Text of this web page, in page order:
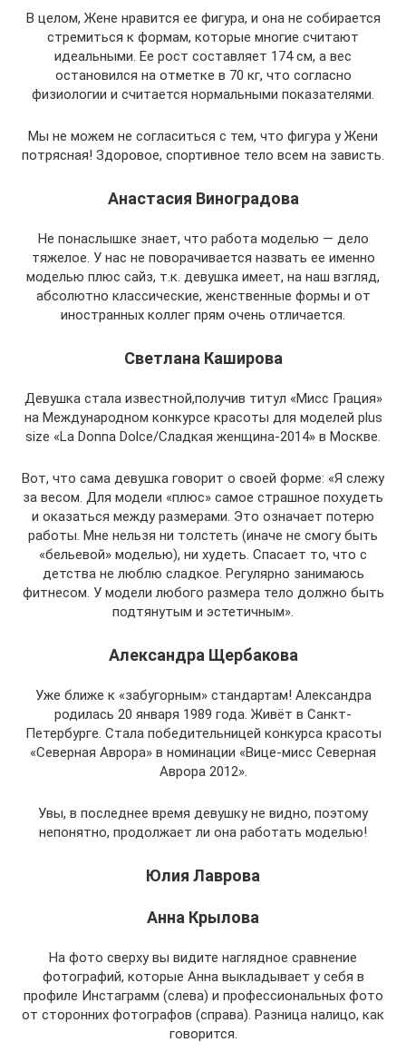
В целом, Жене нравится ее фигура, и она не собирается
стремиться к формам, которые многие считают
идеальными. Ее рост составляет 174 см, а вес
остановился на отметке в 70 кг, что согласно
физиологии и считается нормальными показателями.
Мы не можем не согласиться с тем, что фигура у Жени
потрясная! Здоровое, спортивное тело всем на зависть.
Анастасия Виноградова
Не понаслышке знает, что работа моделью — дело
тяжелое. У нас не поворачивается назвать ее именно
моделью плюс сайз, т.к. девушка имеет, на наш взгляд,
абсолютно классические, женственные формы и от
иностранных коллег прям очень отличается.
Светлана Каширова
Девушка стала известной,получив титул «Мисс Грация»
на Международном конкурсе красоты для моделей plus
size «La Donna Dolce/Сладкая женщина-2014» в Москве.
Вот, что сама девушка говорит о своей форме: «Я слежу
за весом. Для модели «плюс» самое страшное похудеть
и оказаться между размерами. Это означает потерю
работы. Мне нельзя ни толстеть (иначе не смогу быть
«бельевой» моделью), ни худеть. Спасает то, что с
детства не люблю сладкое. Регулярно занимаюсь
фитнесом. У модели любого размера тело должно быть
подтянутым и эстетичным».
Александра Щербакова
Уже ближе к «забугорным» стандартам! Александра
родилась 20 января 1989 года. Живёт в Санкт-
Петербурге. Стала победительницей конкурса красоты
«Северная Аврора» в номинации «Вице-мисс Северная
Аврора 2012».
Увы, в последнее время девушку не видно, поэтому
непонятно, продолжает ли она работать моделью!
Юлия Лаврова
Анна Крылова
На фото сверху вы видите наглядное сравнение
фотографий, которые Анна выкладывает у себя в
профиле Инстаграмм (слева) и профессиональных фото
от сторонних фотографов (справа). Разница налицо, как
говорится.